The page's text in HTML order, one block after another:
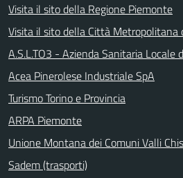
Visita il sito della Regione Piemonte
Visita il sito della Città Metropolitana
A.S.L.TO3 - Azienda Sanitaria Locale
Acea Pinerolese Industriale SpA
Turismo Torino e Provincia
ARPA Piemonte
Unione Montana dei Comuni Valli
Sadem (trasporti)